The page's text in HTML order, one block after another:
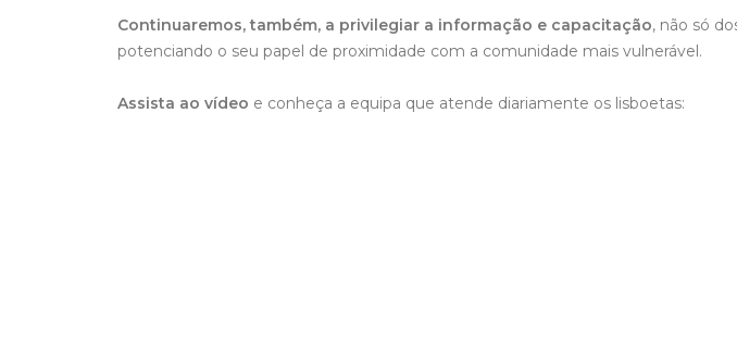
Continuaremos, também, a privilegiar a informação e capacitação, não só
potenciando o seu papel de proximidade com a comunidade mais vulnerável.
Assista ao vídeo e conheça a equipa que atende diariamente os lisboetas: